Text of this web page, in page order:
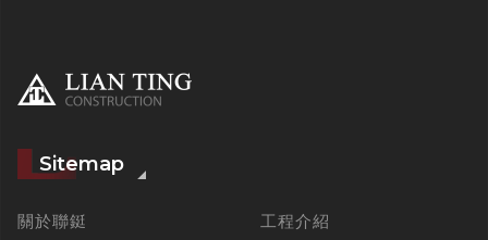
Sitemap
關於聯鋌
工程介紹